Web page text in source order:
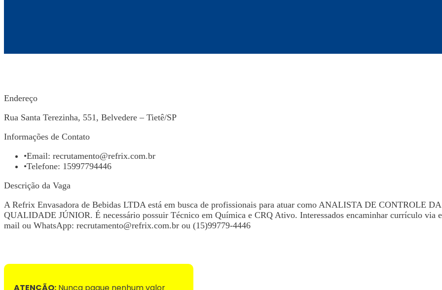
Endereço
Rua Santa Terezinha, 551, Belvedere – Tietê/SP
Informações de Contato
•Email: recrutamento@refrix.com.br
•Telefone: 15997794446
Descrição da Vaga
A Refrix Envasadora de Bebidas LTDA está em busca de profissionais para atuar como ANALISTA DE CONTROLE DA
QUALIDADE JÚNIOR. É necessário possuir Técnico em Química e CRQ Ativo. Interessados encaminhar currículo via
mail ou WhatsApp: recrutamento@refrix.com.br ou (15)99779-4446